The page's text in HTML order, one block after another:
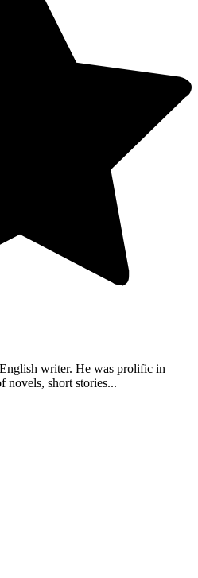
writer. He was prolific in
novels, short stories...